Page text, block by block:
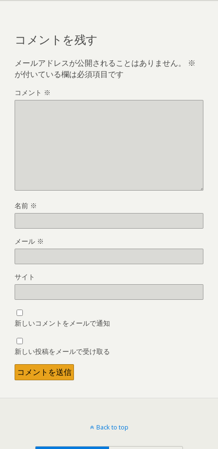
コメントを残す
メールアドレスが公開されることはありません。
※
が付いている欄は必須項目です
コメント ※
名前 ※
メール ※
サイト
新しいコメントをメールで通知
新しい投稿をメールで受け取る
Back to top